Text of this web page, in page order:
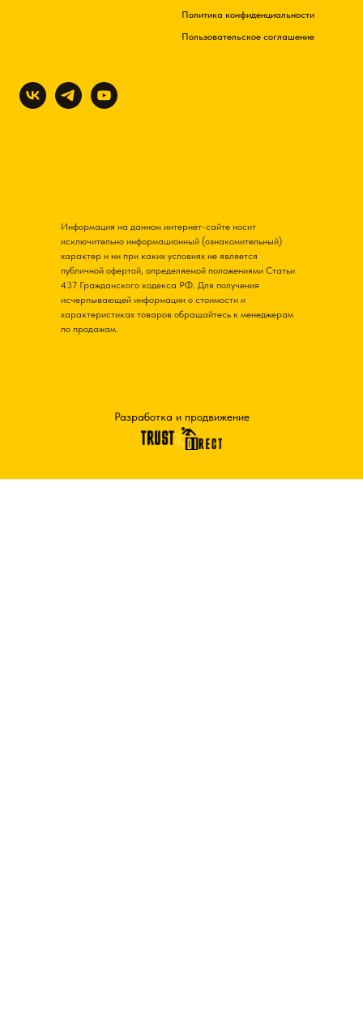
Политика конфиденциальности
Пользовательское соглашение
Разработка и продвижение
Информация на данном интернет-сайте носит
исключительно информационный (ознакомительный)
характер и ни при каких условиях не является
публичной офертой, определяемой положениями Статьи
437 Гражданского кодекса РФ. Для получения
исчерпывающей информации о стоимости и
характеристиках товаров обращайтесь к менеджерам
по продажам.